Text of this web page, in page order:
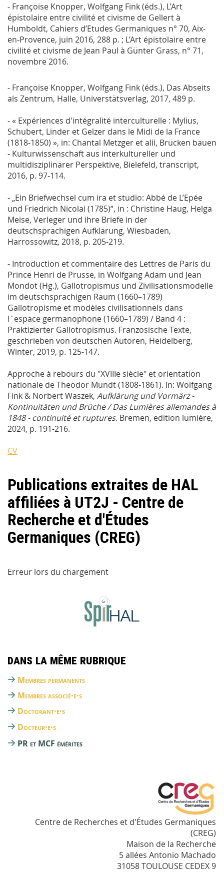
- Françoise Knopper, Wolfgang Fink (éds.), L’Art
épistolaire entre civilité et civisme de Gellert à
Humboldt, Cahiers d’Etudes Germaniques n° 70, Aix-
en-Provence, juin 2016, 288 p. ; L’Art épistolaire entre
civilité et civisme de Jean Paul à Günter Grass, n° 71,
novembre 2016.
- Françoise Knopper, Wolfgang Fink (éds.), Das Abseits
als Zentrum, Halle, Universtätsverlag, 2017, 489 p.
- « Expériences d'intégralité interculturelle : Mylius,
Schubert, Linder et Gelzer dans le Midi de la France
(1818-1850) », in: Chantal Metzger et alii, Brücken bauen
- Kulturwissenschaft aus interkultureller und
multidisziplinärer Perspektive, Bielefeld, transcript,
2016, p. 97-114.
- „Ein Briefwechsel cum ira et studio: Abbé de L’Epée
und Friedrich Nicolai (1785)“, in : Christine Haug, Helga
Meise, Verleger und ihre Briefe in der
deutschsprachigen Aufklärung, Wiesbaden,
Harrossowitz, 2018, p. 205-219.
- Introduction et commentaire des Lettres de Paris du
Prince Henri de Prusse, in Wolfgang Adam und Jean
Mondot (Hg.), Gallotropismus und Zivilisationsmodelle
im deutschsprachigen Raum (1660–1789)
Gallotropisme et modèles civilisationnels dans
l`espace germanophone (1660–1789) / Band 4 :
Praktizierter Gallotropismus. Französische Texte,
geschrieben von deutschen Autoren, Heidelberg,
Winter, 2019, p. 125-147.
Approche à rebours du "XVIIIe siècle" et orientation
nationale de Theodor Mundt (1808-1861). In: Wolfgang
Fink & Norbert Waszek, Aufklärung und Vormärz -
Kontinuitäten und Brüche / Das Lumières allemandes à
1848 - continuité et ruptures. Bremen, edition lumière,
2024, p. 191-216.
CV
Publications extraites de HAL
affiliées à UT2J - Centre de
Recherche et d'Études
Germaniques (CREG)
Erreur lors du chargement
Dans la même rubrique
Membres permanents
Membres associé·e·s
Doctorant·e·s
Docteur·e·s
PR et MCF émérites
Centre de Recherches et d'Études Germaniques
(CREG)
Maison de la Recherche
5 allées Antonio Machado
31058 TOULOUSE CEDEX 9